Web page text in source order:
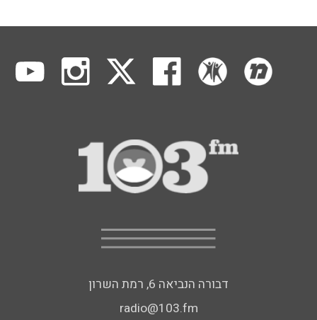
דבורה הנביאה 6, רמת השרון
radio@103.fm